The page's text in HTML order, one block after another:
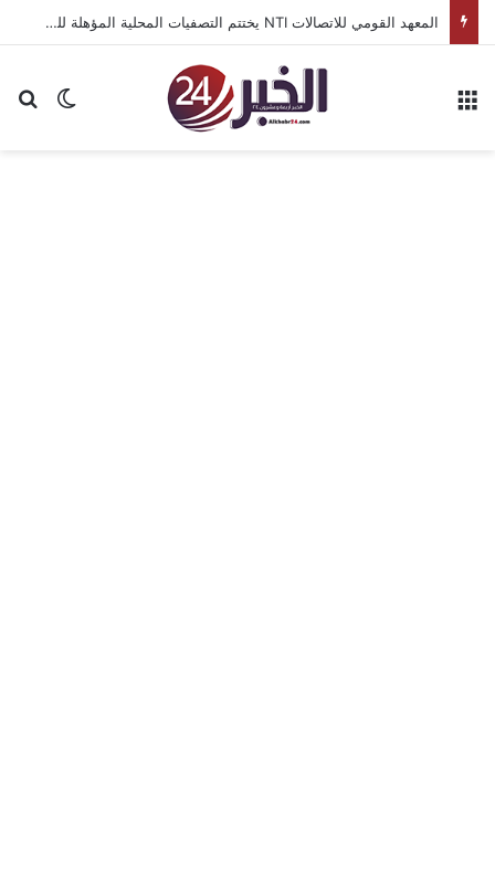
المعهد القومي للاتصالات NTI يختتم التصفيات المحلية المؤهلة للمنافسات الدولية للمنتدى الأفرو-الآسيوي للابتكار والتكنولوجيا بأسوان
الوضع